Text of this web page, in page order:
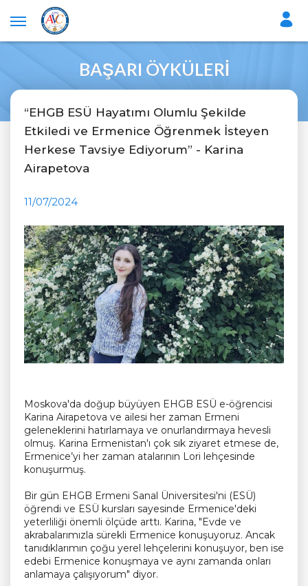
BAŞARI ÖYKÜLERI
“EHGB ESÜ Hayatımı Olumlu Şekilde
Etkiledi ve Ermenice Öğrenmek İsteyen
Herkese Tavsiye Ediyorum” - Karina
Airapetova
11/07/2024
Moskova'da doğup büyüyen EHGB ESÜ e-öğrencisi
Karina Airapetova ve ailesi her zaman Ermeni
geleneklerini hatırlamaya ve onurlandırmaya hevesli
olmuş. Karina Ermenistan'ı çok sık ziyaret etmese de,
Ermenice’yi her zaman atalarının Lori lehçesinde
konuşurmuş.
Bir gün EHGB Ermeni Sanal Üniversitesi'ni (ESÜ)
öğrendi ve ESÜ kursları sayesinde Ermenice'deki
yeterliliği önemli ölçüde arttı. Karina, "Evde ve
akrabalarımızla sürekli Ermenice konuşuyoruz. Ancak
tanıdıklarımın çoğu yerel lehçelerini konuşuyor, ben ise
edebi Ermenice konuşmaya ve aynı zamanda onları
anlamaya çalışıyorum" diyor.